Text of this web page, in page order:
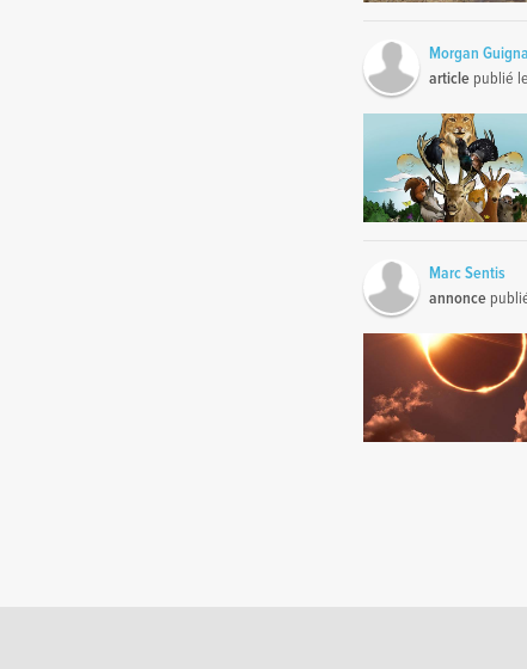
Morgan
article publié
Marc Sentis
annonce